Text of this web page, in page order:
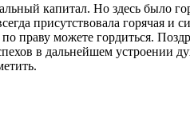
капитал. Но здесь было
присутствовала горячая и
можете гордиться.
в дальнейшем устроении